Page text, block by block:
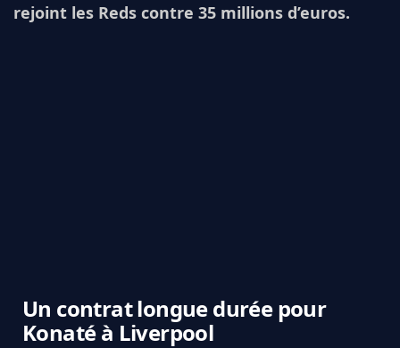
rejoint les Reds contre 35 millions d’euros.
Un contrat longue durée pour
Konaté à Liverpool